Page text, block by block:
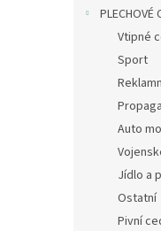
PLECHOVÉ
Vtipné
Sport
Auto
Jídlo a
Ostatní
Pivní